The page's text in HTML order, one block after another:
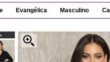
Evangélica Masculino